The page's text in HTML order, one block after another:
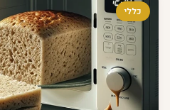
כללי